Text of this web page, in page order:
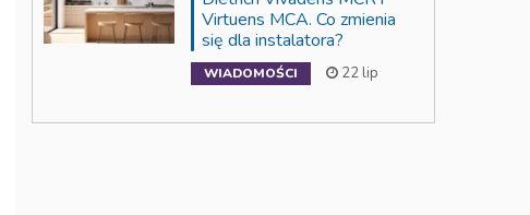
Virtuens MCA. Co zmienia
się dla instalatora?
WIADOMOŚCI 22 lip